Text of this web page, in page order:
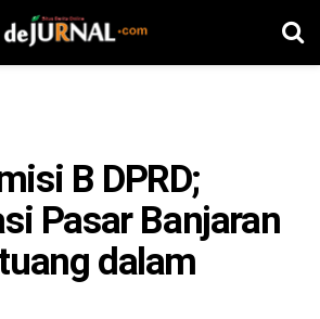
B DPRD;
Pasar Banjaran
dalam